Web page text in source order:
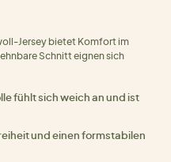
Jersey bietet Komfort im
Schnitt eignen sich
fühlt sich weich an und ist
und einen formstabilen